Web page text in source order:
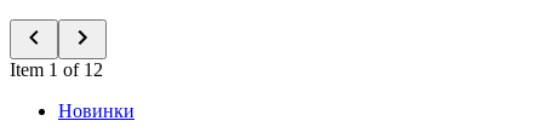
Item 1 of 12
Новинки